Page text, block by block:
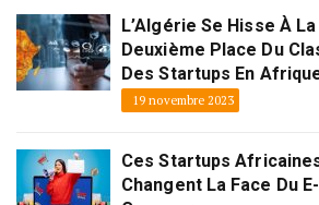
L’Algérie Se Hisse À La
Deuxième Place Du
Des Startups En
19 novembre 2023
Ces Startups
Changent La Face Du E-